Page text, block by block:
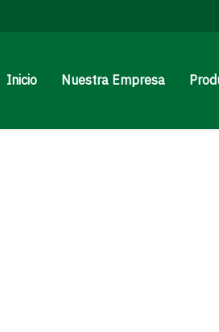
Inicio Nuestra Empresa